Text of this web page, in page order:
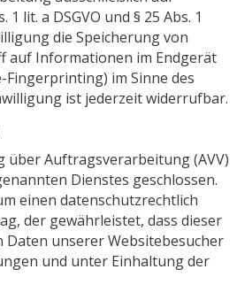
lit. a DSGVO und § 25 Abs. 1
die Speicherung von
auf Informationen im Endgerät
Fingerprinting) im Sinne des
ist jederzeit widerrufbar.
über Auftragsverarbeitung (AVV)
Dienstes geschlossen.
einen datenschutzrechtlich
der gewährleistet, dass dieser
unserer Websitebesucher
und unter Einhaltung der